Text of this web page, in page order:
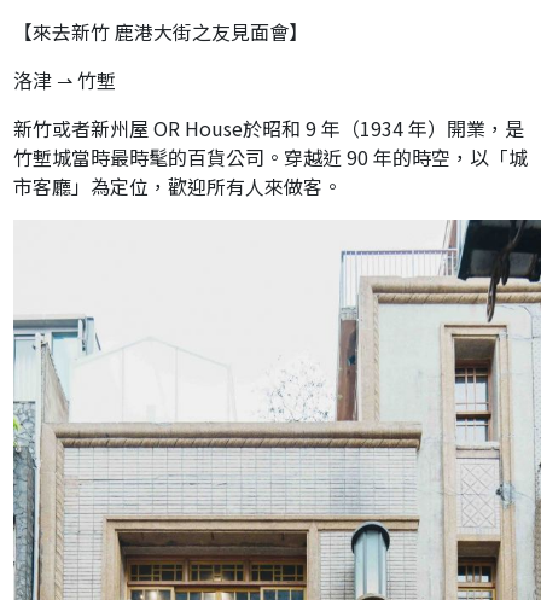
酥
餅
古
早
味
憶
中
秋
禮
賞
系
列
【來去新竹 鹿港大街之友見面會】
洛津 ⇀ 竹塹
新竹或者新州屋 OR House於昭和 9 年（1934 年）開業，是
竹塹城當時最時髦的百貨公司。穿越近 90 年的時空，以「城
市客廳」為定位，歡迎所有人來做客。